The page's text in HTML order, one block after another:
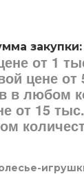
закупки:
от 1
цене от
в любом
от 15